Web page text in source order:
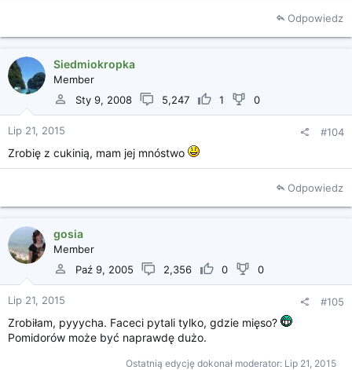
Odpowiedz
Siedmiokropka
Member
Sty 9, 2008
5,247 1 0
Lip 21, 2015 #104
Zrobię z cukinią, mam jej mnóstwo
Odpowiedz
gosia
Member
Paź 9, 2005
2,356 0 0
Lip 21, 2015 #105
Zrobiłam, pyyycha. Faceci pytali tylko, gdzie mięso?
Pomidorów może być naprawdę dużo.
Ostatnią edycję dokonał moderator: Lip 21, 2015